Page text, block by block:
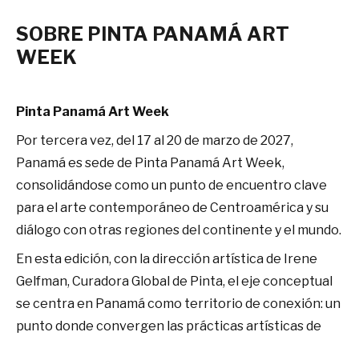
SOBRE PINTA PANAMÁ ART
WEEK
Pinta Panamá Art Week
Por tercera vez, del 17 al 20 de marzo de 2027,
Panamá es sede de Pinta Panamá Art Week,
consolidándose como un punto de encuentro clave
para el arte contemporáneo de Centroamérica y su
diálogo con otras regiones del continente y el mundo.
En esta edición, con la dirección artística de Irene
Gelfman, Curadora Global de Pinta, el eje conceptual
se centra en Panamá como territorio de conexión: un
punto donde convergen las prácticas artísticas de